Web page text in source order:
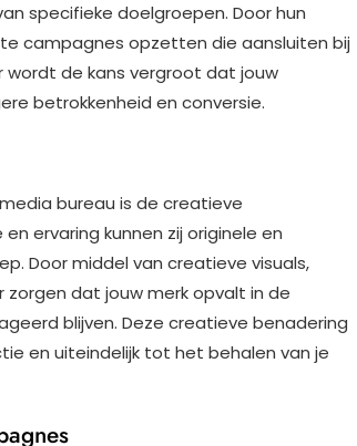
specifieke doelgroepen. Door hun
campagnes opzetten die aansluiten bij
wordt de kans vergroot dat jouw
betrokkenheid en conversie.
bureau is de creatieve
ervaring kunnen zij originele en
Door middel van creatieve visuals,
zorgen dat jouw merk opvalt in de
blijven. Deze creatieve benadering
en uiteindelijk tot het behalen van je